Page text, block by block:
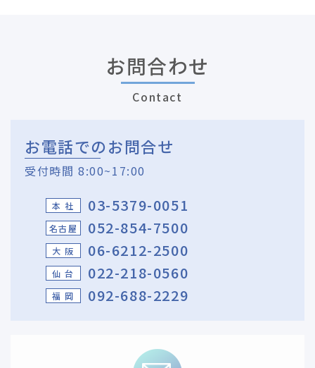
お問合わせ
Contact
お電話でのお問合せ
受付時間 8:00~17:00
本 社 03-5379-0051
名古屋 052-854-7500
大 阪 06-6212-2500
仙 台 022-218-0560
福 岡 092-688-2229